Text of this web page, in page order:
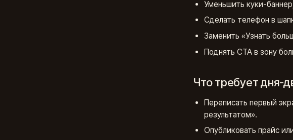
Уменьшить куки-
Сделать телефон в
Заменить «Узнать
Поднять CTA в зону
Что требует дня-
Переписать первый
результатом».
Опубликовать прайс